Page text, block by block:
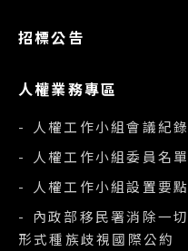
招標公告
人權業務專區
- 人權工作小組會議紀錄
- 人權工作小組委員名單
- 人權工作小組設置要點
- 內政部移民署消除一切
形式種族歧視國際公約